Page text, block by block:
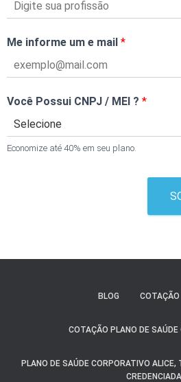
Me informe um e mail *
Você Possui CNPJ / MEI ? *
Economize até 40% em seu plano.
BLOG COTAÇÃO
COTAÇÃO PLANO DE
PLANO DE SAÚDE CORPORATIVO ALICE,
CREDENCIADA